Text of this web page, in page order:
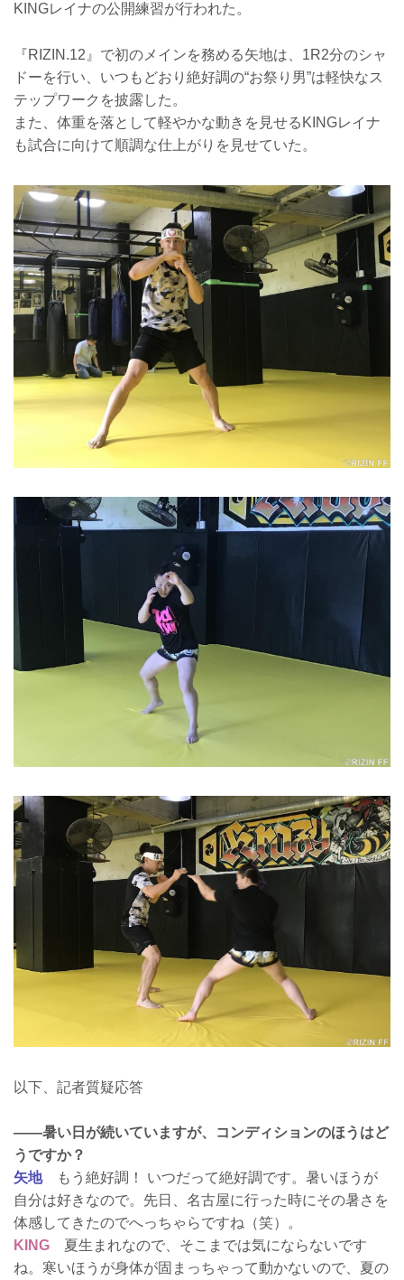
KINGレイナの公開練習が行われた。
『RIZIN.12』で初のメインを務める矢地は、1R2分のシャ
ドーを行い、いつもどおり絶好調の“お祭り男”は軽快なス
テップワークを披露した。
また、体重を落として軽やかな動きを見せるKINGレイナ
も試合に向けて順調な仕上がりを見せていた。
以下、記者質疑応答
——暑い日が続いていますが、コンディションのほうはど
うですか？
矢地もう絶好調！ いつだって絶好調です。暑いほうが
自分は好きなので。先日、名古屋に行った時にその暑さを
体感してきたのでへっちゃらですね（笑）。
KING 夏生まれなので、そこまでは気にならないです
ね。寒いほうが身体が固まっちゃって動かないので、夏の